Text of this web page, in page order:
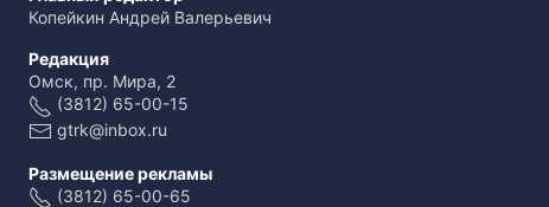
Копейкин Андрей Валерьевич
Редакция
Омск, пр. Мира, 2
(3812) 65-00-15
gtrk@inbox.ru
Размещение рекламы
(3812) 65-00-65